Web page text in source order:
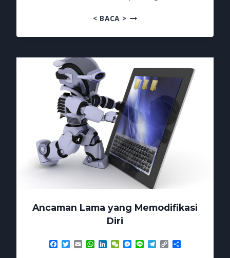
< BACA >EMAIL
MENGGILA
IKUT
JADI
KORBAN
Ancaman Lama yang Memodifikasi
Diri
Facebook
TwitterEmailWhatsApp
LinkedIn
WeChatMessenger
Line Telegram
Copy
Link